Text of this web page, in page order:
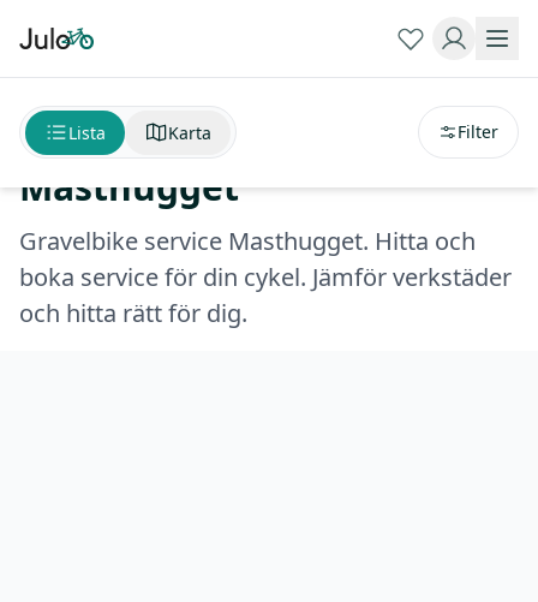
Gravelbike service
Masthugget
Gravelbike service Masthugget. Hitta och
boka service för din cykel. Jämför verkstäder
och hitta rätt för dig.
Lista Karta Filter
avstånd